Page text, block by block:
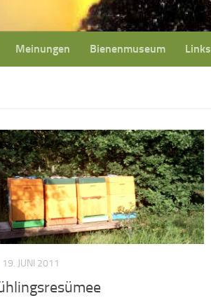
Meinungen Bienenmuseum Links
19. JUNI 2011